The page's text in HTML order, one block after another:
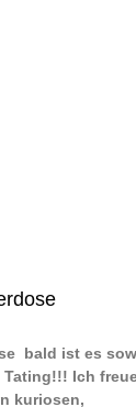
bald ist es
Ich
kuriosen,